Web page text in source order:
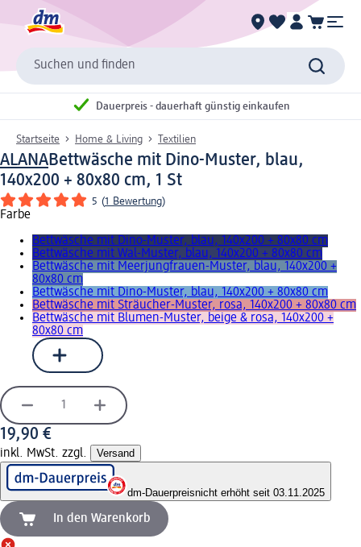
Suchen und finden
Dauerpreis - dauerhaft günstig einkaufen
Startseite Home & Living Textilien
ALANABettwäsche mit Dino-Muster, blau,
140x200 + 80x80 cm, 1 St
5 (1 Bewertung)
Farbe
Bettwäsche mit Dino-Muster, blau, 140x200 + 80x80 cm
Bettwäsche mit Wal-Muster, blau, 140x200 + 80x80 cm
Bettwäsche mit Meerjungfrauen-Muster, blau, 140x200 +
80x80 cm
Bettwäsche mit Dino-Muster, blau, 140x200 + 80x80 cm
Bettwäsche mit Sträucher-Muster, rosa, 140x200 + 80x80 cm
Bettwäsche mit Blumen-Muster, beige & rosa, 140x200 +
80x80 cm
19,90 €
inkl. MwSt. zzgl. Versand
dm-Dauerpreisnicht erhöht seit 03.11.2025
In den Warenkorb